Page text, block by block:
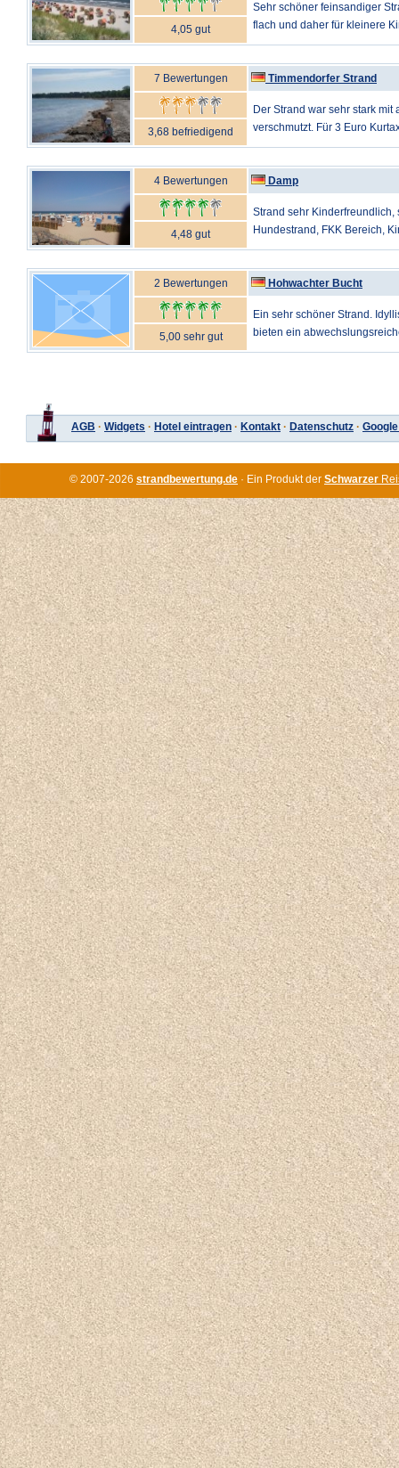
Sehr schöner feinsandiger
flach und daher für kleinere
4,05 gut
7 Bewertungen Timmendorfer Strand
Der Strand war sehr stark
verschmutzt. Für 3 Euro
3,68 befriedigend
4 Bewertungen Damp
Strand sehr Kinderfreundlich,
Hundestrand, FKK Bereich,
4,48 gut
2 Bewertungen Hohwachter Bucht
Ein sehr schöner Strand.
bieten ein
5,00 sehr gut
AGB · Widgets · Hotel eintragen · Kontakt · Datenschutz ·
© 2007-2026 strandbewertung.de · Ein Produkt der Schwarzer